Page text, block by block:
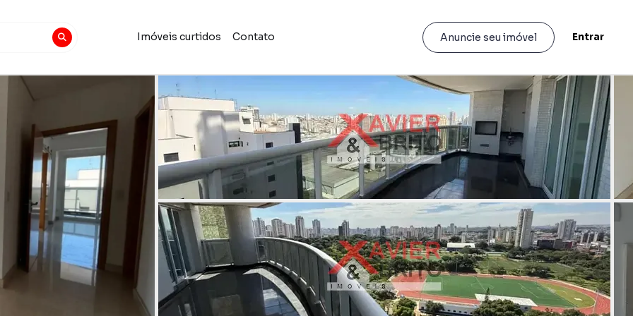
Imóveis curtidos Contato Anuncie seu imóvel Entrar